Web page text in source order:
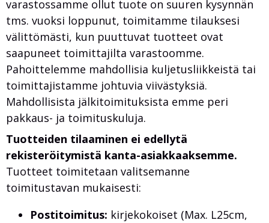
varastossamme ollut tuote on suuren kysynnän
tms. vuoksi loppunut, toimitamme tilauksesi
välittömästi, kun puuttuvat tuotteet ovat
saapuneet toimittajilta varastoomme.
Pahoittelemme mahdollisia kuljetusliikkeistä tai
toimittajistamme johtuvia viivästyksiä.
Mahdollisista jälkitoimituksista emme peri
pakkaus- ja toimituskuluja.
Tuotteiden tilaaminen ei edellytä
rekisteröitymistä kanta-asiakkaaksemme.
Tuotteet toimitetaan valitsemanne
toimitustavan mukaisesti:
Postitoimitus: kirjekokoiset (Max. L25cm,